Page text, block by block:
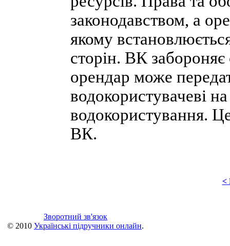
законодавством, а
якому
сторін. ВК
орендар може
водокористувачеві
водокористування.
ВК.
<
Зворотний зв'язок
© 2010 Українські підручники онлайн.